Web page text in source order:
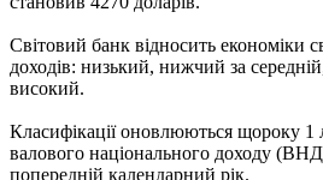
Світовий банк відносить економіки
доходів: низький, нижчий за
високий.
Класифікації оновлюються щороку 1
валового національного доходу
попередній календарний рік.